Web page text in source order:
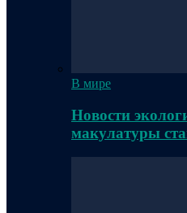
В мире
Новости
макулатуры